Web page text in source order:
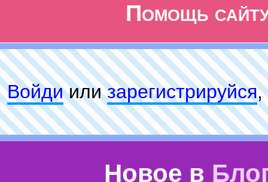
Помощь
Войдиилизарeгиcтpируйся,
Новое в